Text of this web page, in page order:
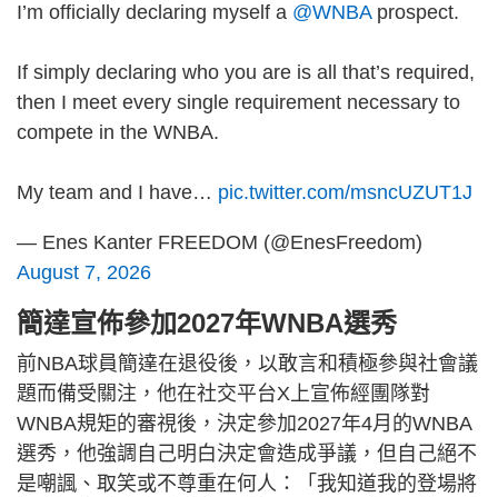
I’m officially declaring myself a @WNBAprospect.
If simply declaring who you are is all that’s required,
then I meet every single requirement necessary to
compete in the WNBA.
My team and I have… pic.twitter.com/msncUZUT1J
— Enes Kanter FREEDOM (@EnesFreedom)
August 7, 2026
簡達宣佈參加2027年WNBA選秀
前NBA球員簡達在退役後，以敢言和積極參與社會議
題而備受關注，他在社交平台X上宣佈經團隊對
WNBA規矩的審視後，決定參加2027年4月的WNBA
選秀，他強調自己明白決定會造成爭議，但自己絕不
是嘲諷、取笑或不尊重在何人：「我知道我的登場將